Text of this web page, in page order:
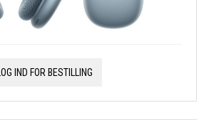
LOG IND FOR BESTILLING